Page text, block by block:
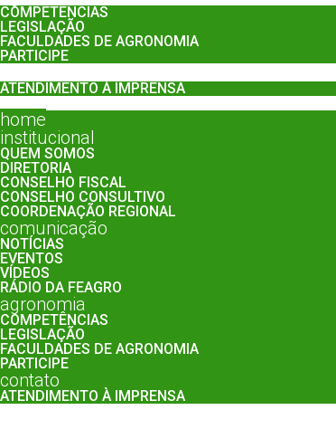
COMPETÊNCIAS
LEGISLAÇÃO
FACULDADES DE AGRONOMIA
PARTICIPE
ATENDIMENTO À IMPRENSA
home
institucional
QUEM SOMOS
DIRETORIA
CONSELHO FISCAL
CONSELHO CONSULTIVO
COORDENAÇÃO REGIONAL
comunicação
NOTÍCIAS
EVENTOS
VÍDEOS
RÁDIO DA FEAGRO
agronomia
COMPETÊNCIAS
LEGISLAÇÃO
FACULDADES DE AGRONOMIA
PARTICIPE
contato
ATENDIMENTO À IMPRENSA